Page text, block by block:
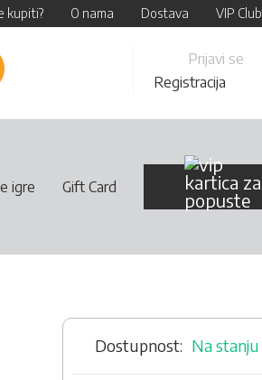
kupiti? O nama Dostava VIP Club
Content
Prijavi se
Registracija
igre Gift Card
Na stanju